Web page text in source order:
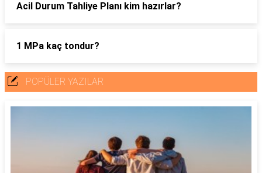
Acil Durum Tahliye Planı kim hazırlar?
1 MPa kaç tondur?
POPÜLER YAZILAR